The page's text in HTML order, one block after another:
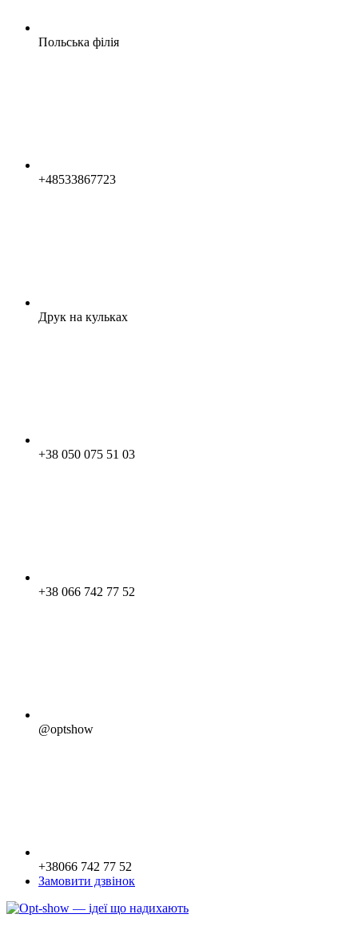
Польська філія
+48533867723
Друк на кульках
+38 050 075 51 03
+38 066 742 77 52
@optshow
+38066 742 77 52
Замовити дзвінок